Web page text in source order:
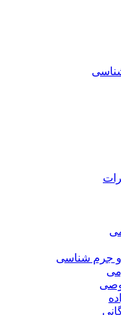
جرم شناسی